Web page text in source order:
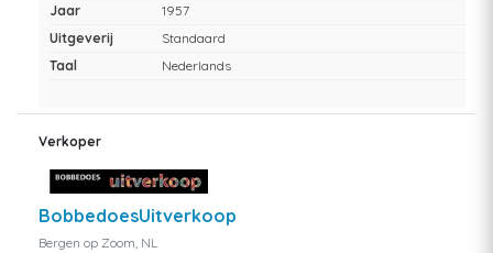
Jaar
1957
Uitgeverij
Standaard
Taal
Nederlands
Verkoper
BobbedoesUitverkoop
Bergen op Zoom, NL